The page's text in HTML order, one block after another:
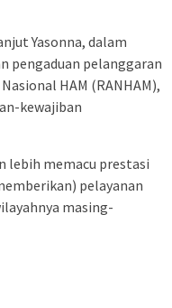
Yasonna, dalam
pengaduan pelanggaran
HAM (RANHAM),
kewajiban
lebih memacu prestasi
pelayanan
masing-